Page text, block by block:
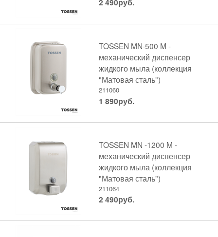
2 490руб.
TOSSEN MN-500 M -
механический диспенсер
жидкого мыла (коллекция
"Матовая сталь")
211060
1 890руб.
TOSSEN MN -1200 M -
механический диспенсер
жидкого мыла (коллекция
"Матовая сталь")
211064
2 490руб.